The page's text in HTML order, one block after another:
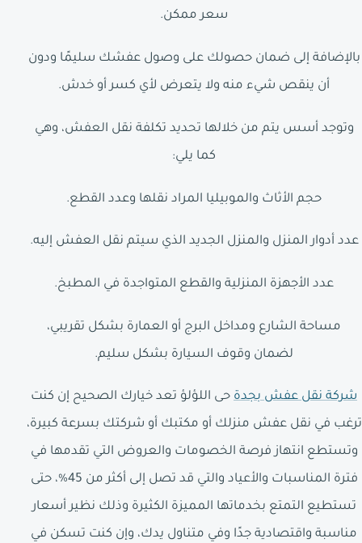
سعر ممكن.
بالإضافة إلى ضمان حصولك على وصول عفشك سليمًا ودون
أن ينقص شيء منه ولا يتعرض لأي كسر أو خدش.
وتوجد أسس يتم من خلالها تحديد تكلفة نقل العفش، وهي
كما يلي:
حجم الأثاث والموبيليا المراد نقلها وعدد القطع.
عدد أدوار المنزل والمنزل الجديد الذي سيتم نقل العفش إليه.
عدد الأجهزة المنزلية والقطع المتواجدة في المطبخ.
مساحة الشارع ومداخل البرج أو العمارة بشكل تقريبي،
لضمان وقوف السيارة بشكل سليم.
شركة نقل عفش بجدة حى اللؤلؤ تعد خيارك الصحيح إن كنت
ترغب في نقل عفش منزلك أو مكتبك أو شركتك بسرعة كبيرة،
وتستطع انتهاز فرصة الخصومات والعروض التي تقدمها في
فترة المناسبات والأعياد والتي قد تصل إلى أكثر من 45%، حتى
تستطيع التمتع بخدماتها المميزة الكثيرة وذلك نظير أسعار
مناسبة واقتصادية جدًا وفي متناول يدك، وإن كنت تسكن في